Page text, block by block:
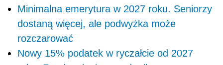
Minimalna emerytura w 2027 roku. Seniorzy
dostaną więcej, ale podwyżka może
rozczarować
Nowy 15% podatek w ryczałcie od 2027